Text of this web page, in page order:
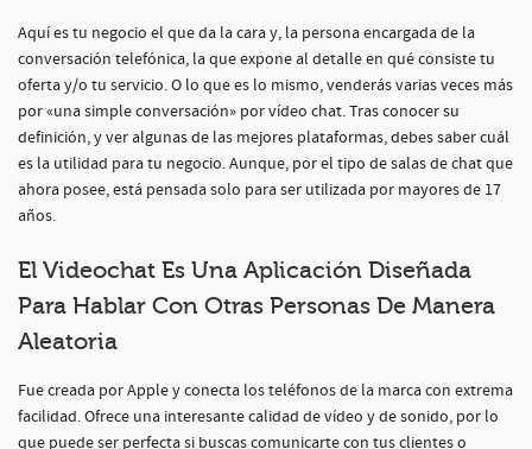
Aquí es tu negocio el que da la cara y, la persona encargada de la
conversación telefónica, la que expone al detalle en qué consiste tu
oferta y/o tu servicio. O lo que es lo mismo, venderás varias veces más
por «una simple conversación» por vídeo chat. Tras conocer su
definición, y ver algunas de las mejores plataformas, debes saber cuál
es la utilidad para tu negocio. Aunque, por el tipo de salas de chat que
ahora posee, está pensada solo para ser utilizada por mayores de 17
años.
El Videochat Es Una Aplicación Diseñada
Para Hablar Con Otras Personas De Manera
Aleatoria
Fue creada por Apple y conecta los teléfonos de la marca con extrema
facilidad. Ofrece una interesante calidad de vídeo y de sonido, por lo
que puede ser perfecta si buscas comunicarte con tus clientes o